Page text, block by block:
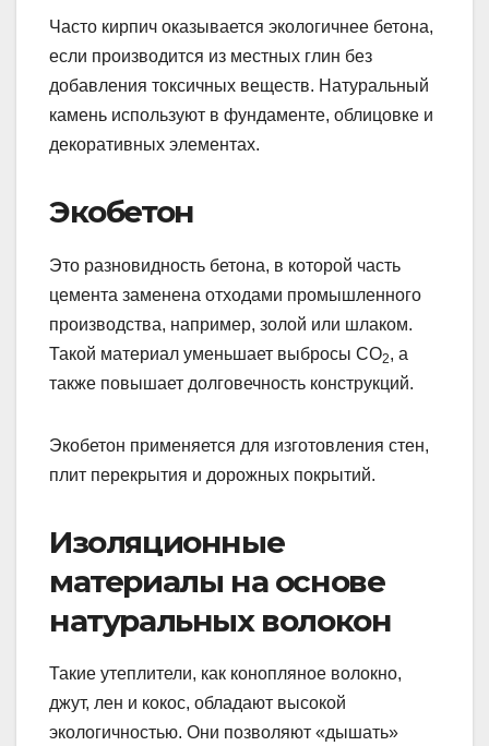
Часто кирпич оказывается экологичнее бетона,
если производится из местных глин без
добавления токсичных веществ. Натуральный
камень используют в фундаменте, облицовке и
декоративных элементах.
Экобетон
Это разновидность бетона, в которой часть
цемента заменена отходами промышленного
производства, например, золой или шлаком.
Такой материал уменьшает выбросы CO2, а
также повышает долговечность конструкций.
Экобетон применяется для изготовления стен,
плит перекрытия и дорожных покрытий.
Изоляционные
материалы на основе
натуральных волокон
Такие утеплители, как конопляное волокно,
джут, лен и кокос, обладают высокой
экологичностью. Они позволяют «дышать»